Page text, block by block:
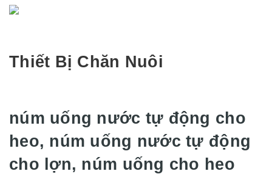
Thiết Bị Chăn Nuôi
núm uống nước tự động cho
heo, núm uống nước tự động
cho lợn, núm uống cho heo